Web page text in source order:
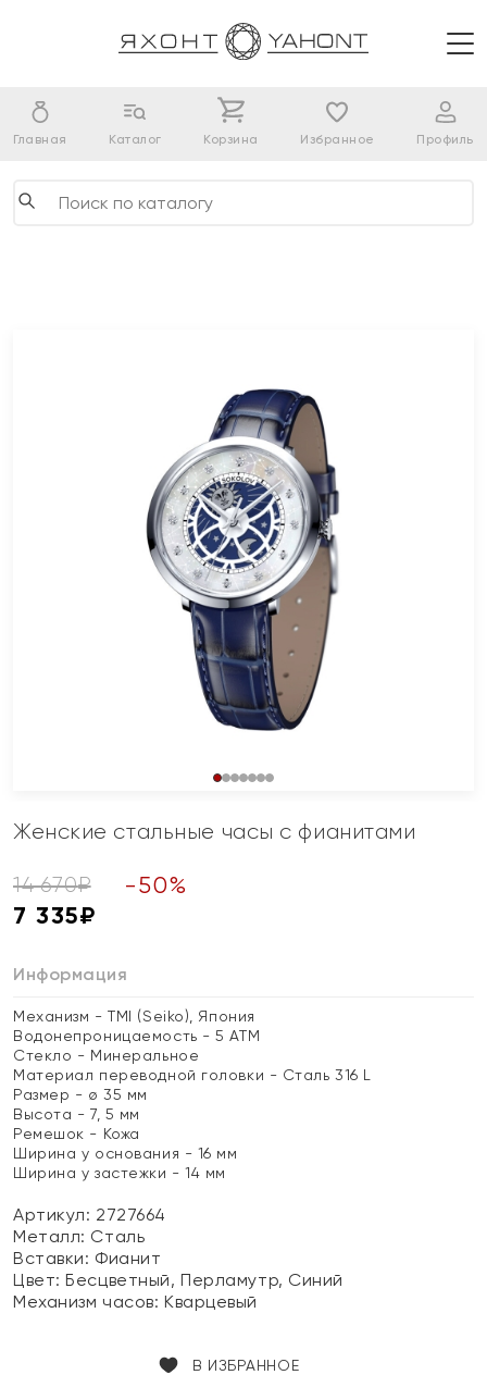
Главная Каталог Корзина Избранное Профиль
Женские стальные часы с фианитами
14 670₽ -50%
7 335₽
Информация
Механизм - TMI (Seiko), Япония
Водонепроницаемость - 5 ATM
Стекло - Минеральное
Материал переводной головки - Сталь 316 L
Размер - ø 35 мм
Высота - 7, 5 мм
Ремешок - Кожа
Ширина у основания - 16 мм
Ширина у застежки - 14 мм
Артикул: 2727664
Металл: Сталь
Вставки: Фианит
Цвет:Бесцветный, Перламутр, Синий
Механизм часов: Кварцевый
В ИЗБРАННОЕ